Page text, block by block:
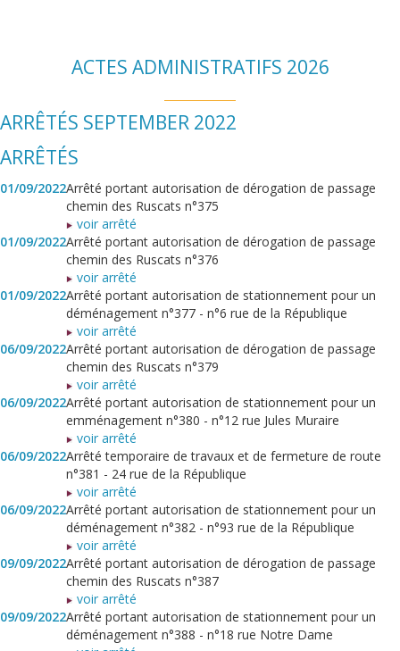
ACTES ADMINISTRATIFS 2026
ARRÊTÉS SEPTEMBER 2022
ARRÊTÉS
01/09/2022Arrêté portant autorisation de dérogation de passage
chemin des Ruscats n°375
voir arrêté
01/09/2022Arrêté portant autorisation de dérogation de passage
chemin des Ruscats n°376
voir arrêté
01/09/2022Arrêté portant autorisation de stationnement pour un
déménagement n°377 - n°6 rue de la République
voir arrêté
06/09/2022Arrêté portant autorisation de dérogation de passage
chemin des Ruscats n°379
voir arrêté
06/09/2022Arrêté portant autorisation de stationnement pour un
emménagement n°380 - n°12 rue Jules Muraire
voir arrêté
06/09/2022Arrêté temporaire de travaux et de fermeture de route
n°381 - 24 rue de la République
voir arrêté
06/09/2022Arrêté portant autorisation de stationnement pour un
déménagement n°382 - n°93 rue de la République
voir arrêté
09/09/2022Arrêté portant autorisation de dérogation de passage
chemin des Ruscats n°387
voir arrêté
09/09/2022Arrêté portant autorisation de stationnement pour un
déménagement n°388 - n°18 rue Notre Dame